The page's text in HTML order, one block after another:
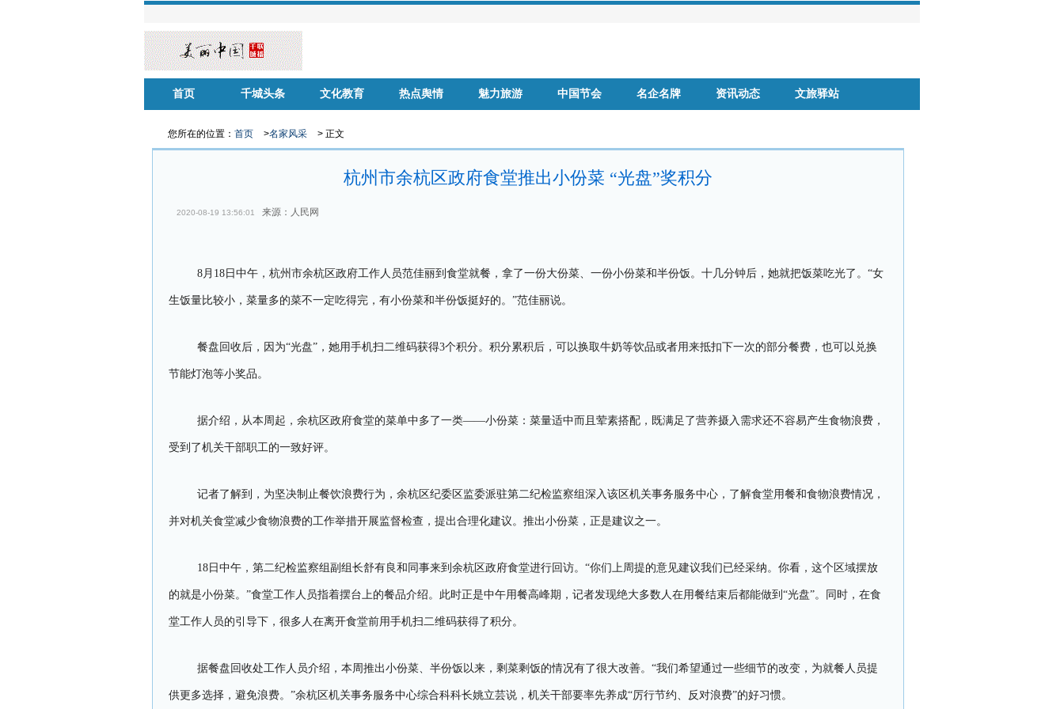
首页 千城头条 文化教育 热点舆情 魅力旅游 中国节会 名企名牌 资讯动态
文旅驿站
您所在的位置： 首页 >名家风采 > 正文
杭州市余杭区政府食堂推出小份菜 “光盘”奖积分
2020-08-19 13:56:01 来源：人民网
8月18日中午，杭州市余杭区政府工作人员范佳丽到食堂就餐，拿了一份大份菜、一份小份菜和半份饭。十几分钟后，她就把饭菜吃光了。“女
生饭量比较小，菜量多的菜不一定吃得完，有小份菜和半份饭挺好的。”范佳丽说。
餐盘回收后，因为“光盘”，她用手机扫二维码获得3个积分。积分累积后，可以换取牛奶等饮品或者用来抵扣下一次的部分餐费，也可以兑换
节能灯泡等小奖品。
据介绍，从本周起，余杭区政府食堂的菜单中多了一类——小份菜：菜量适中而且荤素搭配，既满足了营养摄入需求还不容易产生食物浪费，
受到了机关干部职工的一致好评。
记者了解到，为坚决制止餐饮浪费行为，余杭区纪委区监委派驻第二纪检监察组深入该区机关事务服务中心，了解食堂用餐和食物浪费情况，
并对机关食堂减少食物浪费的工作举措开展监督检查，提出合理化建议。推出小份菜，正是建议之一。
18日中午，第二纪检监察组副组长舒有良和同事来到余杭区政府食堂进行回访。“你们上周提的意见建议我们已经采纳。你看，这个区域摆放
的就是小份菜。”食堂工作人员指着摆台上的餐品介绍。此时正是中午用餐高峰期，记者发现绝大多数人在用餐结束后都能做到“光盘”。同时，在食
堂工作人员的引导下，很多人在离开食堂前用手机扫二维码获得了积分。
据餐盘回收处工作人员介绍，本周推出小份菜、半份饭以来，剩菜剩饭的情况有了很大改善。“我们希望通过一些细节的改变，为就餐人员提
供更多选择，避免浪费。”余杭区机关事务服务中心综合科科长姚立芸说，机关干部要率先养成“厉行节约、反对浪费”的好习惯。